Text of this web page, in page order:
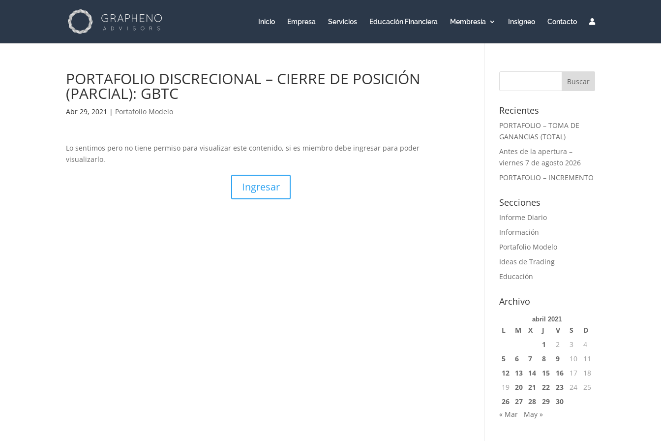
Inicio Empresa Servicios Educación Financiera Membresía Insigneo Contacto
PORTAFOLIO DISCRECIONAL – CIERRE DE POSICIÓN
(PARCIAL): GBTC
Abr 29, 2021 | Portafolio Modelo
Lo sentimos pero no tiene permiso para visualizar este contenido, si es miembro debe ingresar para poder
visualizarlo.
Ingresar
Recientes
PORTAFOLIO – TOMA DE
GANANCIAS (TOTAL)
Antes de la apertura –
viernes 7 de agosto 2026
PORTAFOLIO – INCREMENTO
Secciones
Informe Diario
Información
Portafolio Modelo
Ideas de Trading
Educación
Archivo
abril 2021
L M X J V S
D
1
2 3
4
5
6 7 8 9 10
11
12
13 14 15 16 17
18
19
20 21 22 23 24
25
26 27 28 29
30
« Mar
May »